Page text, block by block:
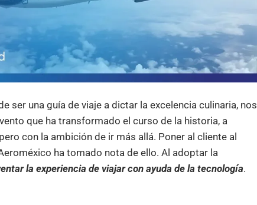
ser una guía de viaje a dictar la excelencia culinaria, nos
que ha transformado el curso de la historia, a
con la ambición de ir más allá. Poner al cliente al
ha tomado nota de ello. Al adoptar la
la experiencia de viajar con ayuda de la tecnología.